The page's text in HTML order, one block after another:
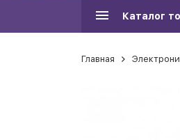
Каталог
Главная